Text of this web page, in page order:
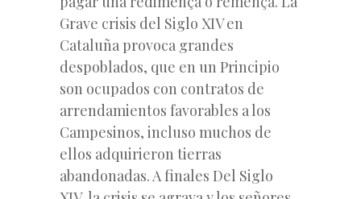
Grave crisis del Siglo XIV en
Cataluña provoca grandes
despoblados, que en un Principio
son ocupados con contratos de
arrendamientos favorables a los
Campesinos, incluso muchos de
ellos adquirieron tierras
abandonadas. A finales Del Siglo